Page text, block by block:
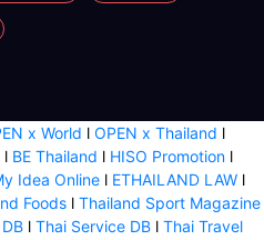
x World l OPEN x Thailand l
l BE Thailand l HISO Promotion l
Idea Online l ETHAILAND LAW l
Foods l Thailand Sport Magazine
l Thai Service DB l Thai Travel